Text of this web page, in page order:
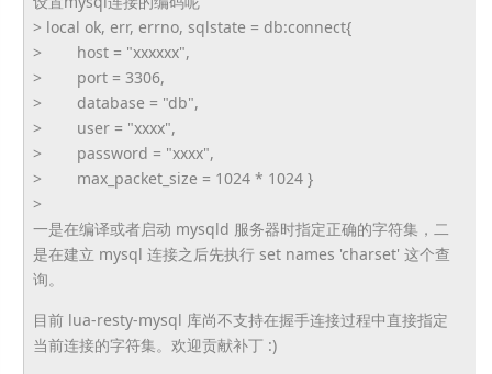
> local ok, err, errno, sqlstate = db:connect{
> host = "xxxxxx",
> port = 3306,
> database = "db",
> user = "xxxx",
> password = "xxxx",
> max_packet_size = 1024 * 1024 }
>
一是在编译或者启动 mysqld 服务器时指定正确的字符集，二
是在建立 mysql 连接之后先执行 set names 'charset' 这个查
询。
目前 lua-resty-mysql 库尚不支持在握手连接过程中直接指定
当前连接的字符集。 欢迎贡献补丁 :)